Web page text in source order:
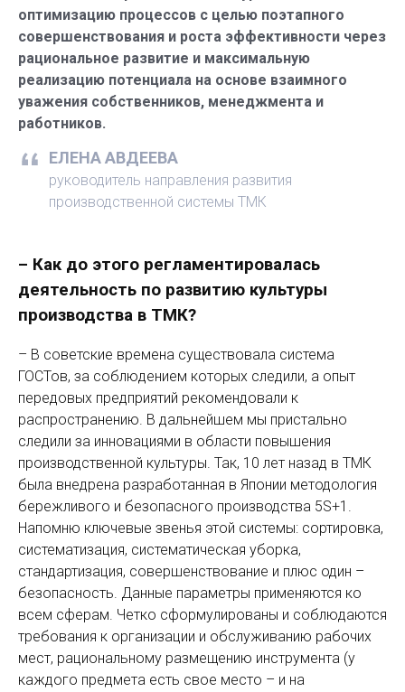
оптимизацию процессов с целью поэтапного
совершенствования и роста эффективности через
рациональное развитие и максимальную
реализацию потенциала на основе взаимного
уважения собственников, менеджмента и
работников.
ЕЛЕНА АВДЕЕВА
руководитель направления развития
производственной системы ТМК
– Как до этого регламентировалась
деятельность по развитию культуры
производства в ТМК?
– В советские времена существовала система
ГОСТов, за соблюдением которых следили, а опыт
передовых предприятий рекомендовали к
распространению. В дальнейшем мы пристально
следили за инновациями в области повышения
производственной культуры. Так, 10 лет назад в ТМК
была внедрена разработанная в Японии методология
бережливого и безопасного производства 5S+1.
Напомню ключевые звенья этой системы: сортировка,
систематизация, систематическая уборка,
стандартизация, совершенствование и плюс один –
безопасность. Данные параметры применяются ко
всем сферам. Четко сформулированы и соблюдаются
требования к организации и обслуживанию рабочих
мест, рациональному размещению инструмента (у
каждого предмета есть свое место – и на